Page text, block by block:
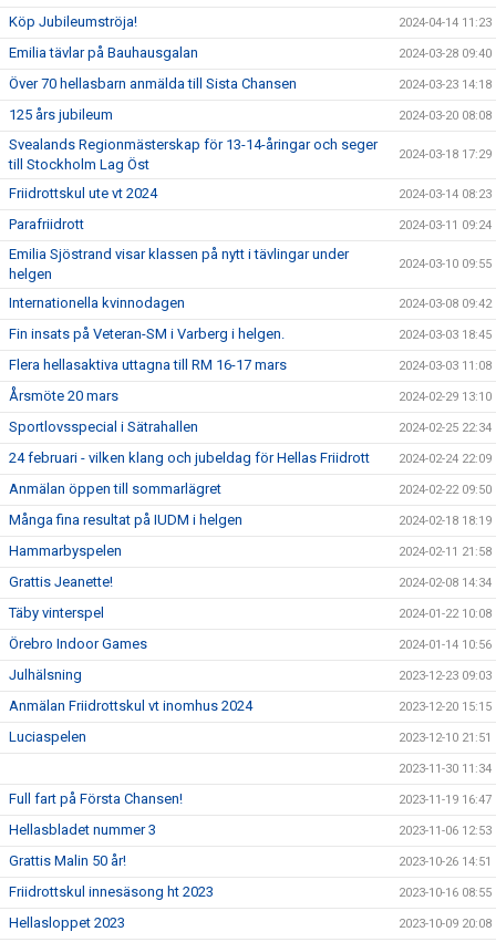
Köp Jubileumströja! 2024-04-14 11:23
Emilia tävlar på Bauhausgalan 2024-03-28 09:40
Över 70 hellasbarn anmälda till Sista Chansen 2024-03-23 14:18
125 års jubileum 2024-03-20 08:08
Svealands Regionmästerskap för 13-14-åringar och seger
till Stockholm Lag Öst
2024-03-18 17:29
Friidrottskul ute vt 2024 2024-03-14 08:23
Parafriidrott 2024-03-11 09:24
Emilia Sjöstrand visar klassen på nytt i tävlingar under
helgen
2024-03-10 09:55
Internationella kvinnodagen 2024-03-08 09:42
Fin insats på Veteran-SM i Varberg i helgen. 2024-03-03 18:45
Flera hellasaktiva uttagna till RM 16-17 mars 2024-03-03 11:08
Årsmöte 20 mars 2024-02-29 13:10
Sportlovsspecial i Sätrahallen 2024-02-25 22:34
24 februari - vilken klang och jubeldag för Hellas Friidrott 2024-02-24 22:09
Anmälan öppen till sommarlägret 2024-02-22 09:50
Många fina resultat på IUDM i helgen 2024-02-18 18:19
Hammarbyspelen 2024-02-11 21:58
Grattis Jeanette! 2024-02-08 14:34
Täby vinterspel 2024-01-22 10:08
Örebro Indoor Games 2024-01-14 10:56
Julhälsning 2023-12-23 09:03
Anmälan Friidrottskul vt inomhus 2024 2023-12-20 15:15
Luciaspelen 2023-12-10 21:51
2023-11-30 11:34
Full fart på Första Chansen! 2023-11-19 16:47
Hellasbladet nummer 3 2023-11-06 12:53
Grattis Malin 50 år! 2023-10-26 14:51
Friidrottskul innesäsong ht 2023 2023-10-16 08:55
Hellasloppet 2023 2023-10-09 20:08